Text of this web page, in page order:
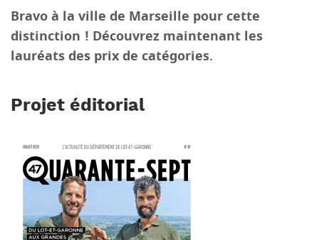
Bravo à la ville de Marseille pour cette
distinction ! Découvrez maintenant les
lauréats des prix de catégories.
Projet éditorial